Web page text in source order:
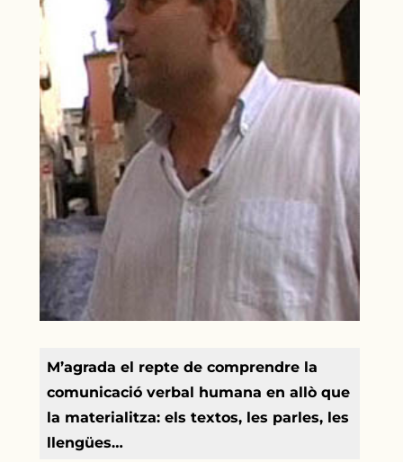
M’agrada el repte de comprendre la
comunicació verbal humana en allò que
la materialitza: els textos, les parles, les
llengües…